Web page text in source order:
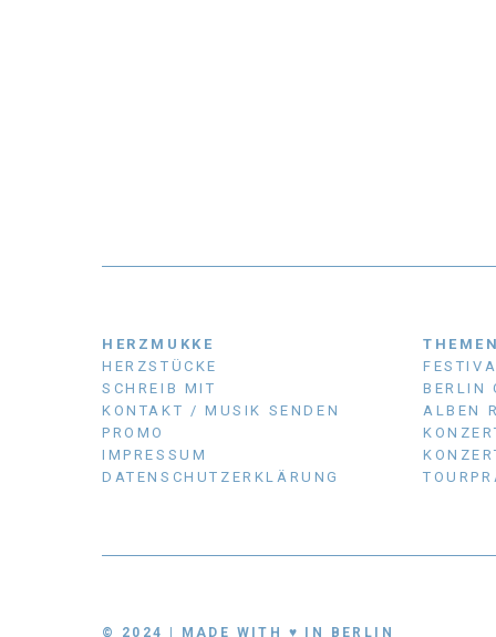
HERZMUKKE
HERZSTÜCKE
SCHREIB MIT
KONTAKT / MUSIK SENDEN
PROMO
IMPRESSUM
DATENSCHUTZERKLÄRUNG
THEMEN
BERLIN
ALBEN
© 2024 | MADE WITH ♥ IN BERLIN